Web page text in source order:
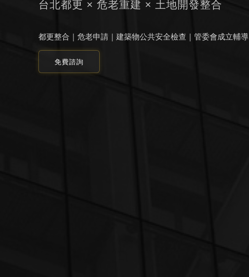
台北都更 × 危老重建 × 土地開發整合
都更整合｜危老申請｜建築物公共安全檢查｜管委會成立輔導
免費諮詢